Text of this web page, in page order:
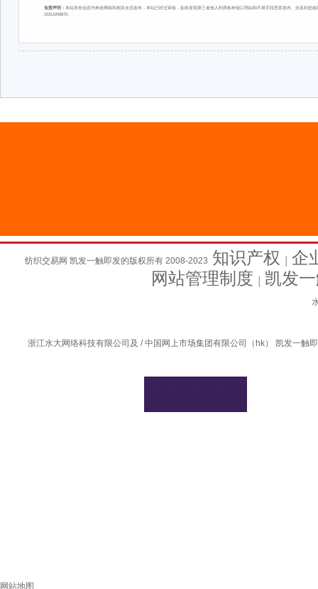
免责声明： 本站所有信息均来自网络和相关会员发布，本站已经过审核，如有发现第三者他人利用各种借口理由和不择手段恶意发布、涉及到
15313206870。
纺织交易网 凯发一触即发的版权所有 2008-2023 知识产权
企
网站管理制度
凯发
浙江水大网络科技有限公司及 / 中国网上市场集团有限公司（hk） 凯发一触
网站地图